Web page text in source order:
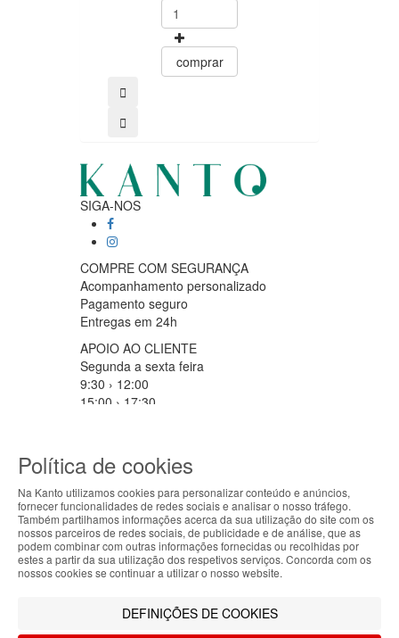
comprar
SIGA-NOS
COMPRE COM SEGURANÇA
Acompanhamento personalizado
Pagamento seguro
Entregas em 24h
APOIO AO CLIENTE
Segunda a sexta feira
9:30 › 12:00
15:00 › 17:30
MÉTODOS DE PAGAMENTO
ABOUT THE COOKIES
Kanto handles information about your visit using
cookies that improve the performance of the
website, facilitate sharing via social networks and
continuing to browse our site, you accept the use of
Política de cookies
Na Kanto utilizamos cookies para personalizar conteúdo e anúncios,
fornecer funcionalidades de redes sociais e analisar o nosso tráfego.
Também partilhamos informações acerca da sua utilização do site com os
nossos parceiros de redes sociais, de publicidade e de análise, que as
podem combinar com outras informações fornecidas ou recolhidas por
estes a partir da sua utilização dos respetivos serviços. Concorda com os
nossos cookies se continuar a utilizar o nosso website.
DEFINIÇÕES DE COOKIES